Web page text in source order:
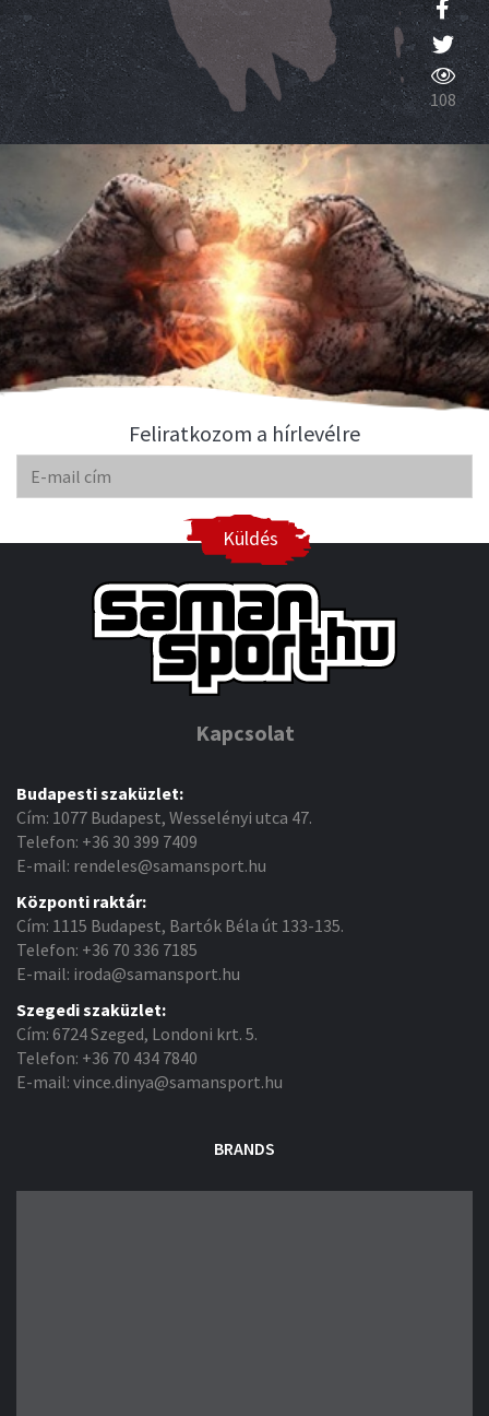
108
Feliratkozom a hírlevélre
Küldés
Kapcsolat
Budapesti szaküzlet:
Cím: 1077 Budapest, Wesselényi utca 47.
Telefon: +36 30 399 7409
E-mail: rendeles@samansport.hu
Központi raktár:
Cím: 1115 Budapest, Bartók Béla út 133-135.
Telefon: +36 70 336 7185
E-mail: iroda@samansport.hu
Szegedi szaküzlet:
Cím: 6724 Szeged, Londoni krt. 5.
Telefon: +36 70 434 7840
E-mail: vince.dinya@samansport.hu
BRANDS